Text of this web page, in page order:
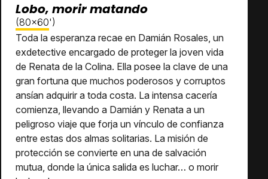
Lobo, morir matando
(80x60')
Toda la esperanza recae en Damián Rosales, un
exdetective encargado de proteger la joven vida
de Renata de la Colina. Ella posee la clave de una
gran fortuna que muchos poderosos y corruptos
ansían adquirir a toda costa. La intensa cacería
comienza, llevando a Damián y Renata a un
peligroso viaje que forja un vínculo de confianza
entre estas dos almas solitarias. La misión de
protección se convierte en una de salvación
mutua, donde la única salida es luchar… o morir